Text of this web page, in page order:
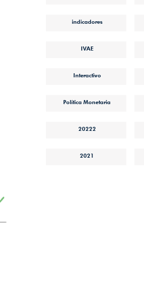
indicadores
IVAE
Interactivo
Política Monetaria
20222
2021